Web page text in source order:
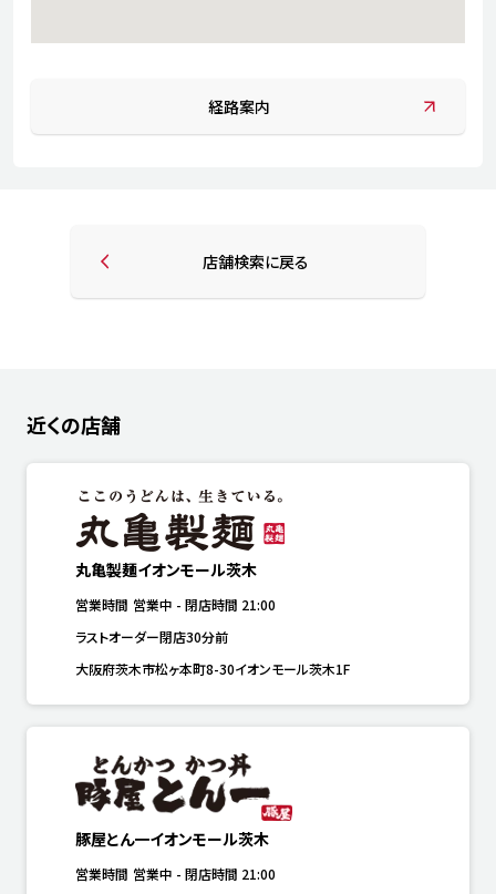
経路案内
店舗検索に戻る
近くの店舗
丸亀製麺イオンモール茨木
営業時間 営業中 - 閉店時間 21:00
ラストオーダー閉店30分前
大阪府茨木市松ヶ本町8-30イオンモール茨木1F
豚屋とん一イオンモール茨木
営業時間 営業中 - 閉店時間 21:00